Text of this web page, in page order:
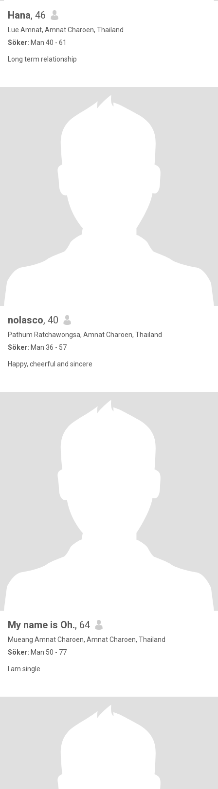
Hana, 46
Lue Amnat, Amnat Charoen, Thailand
Söker: Man 40 - 61
Long term relationship
nolasco, 40
Pathum Ratchawongsa, Amnat Charoen, Thailand
Söker: Man 36 - 57
Happy, cheerful and sincere
My name is Oh., 64
Mueang Amnat Charoen, Amnat Charoen, Thailand
Söker: Man 50 - 77
l am single